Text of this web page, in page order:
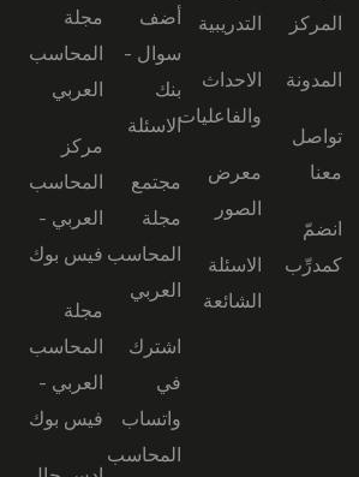
المركز
المدونة
تواصل
معنا
انضمّ
كمدرِّب
التدريبية
الاحداث
والفاعليات
معرض
الصور
الاسئلة
الشائعة
أضف
سوال -
بنك
الاسئلة
مجتمع
مجلة
المحاسب
العربي
اشترك
في
واتساب
المحاسب
مجلة
المحاسب
العربي
مركز
المحاسب
العربي -
فيس بوك
مجلة
المحاسب
العربي -
فيس بوك